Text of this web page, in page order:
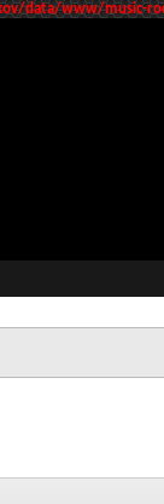
data/www/